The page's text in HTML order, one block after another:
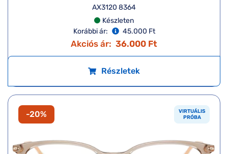
AX3120 8364
Készleten
Korábbi ár:
45.000 Ft
Akciós ár: 36.000 Ft
Részletek
-20%
VIRTUÁLIS
PRÓBA